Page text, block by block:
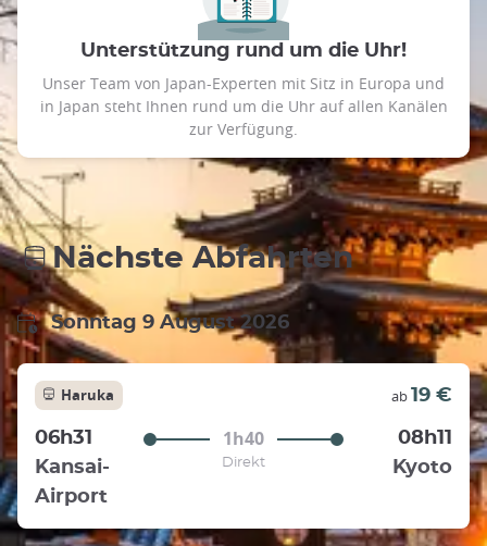
Unterstützung rund um die Uhr!
Unser Team von Japan-Experten mit Sitz in Europa und
in Japan steht Ihnen rund um die Uhr auf allen Kanälen
zur Verfügung.
Nächste Abfahrten
Sonntag 9 August 2026
Haruka ab19 €
06h31 1h40
08h11
Kansai-
Airport
Direkt Kyoto